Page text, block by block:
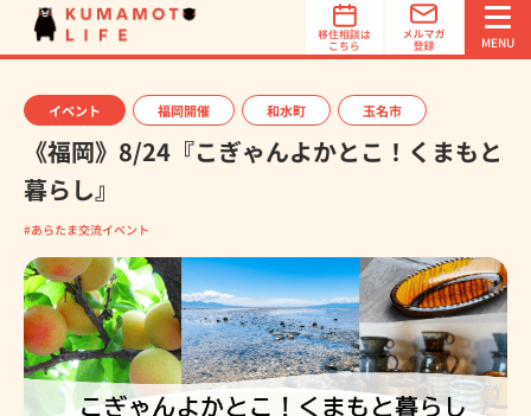
MENU
オススメ地域診断
簡単3ステップでオススメ地域を診断！
オススメ地域診断は、あなたの希望する「立地条件」「特
徴」「魅力」を選択するだけで、オススメの移住先を診断
イベント 福岡開催 和水町 玉名市
《福岡》8/24『こぎゃんよかとこ！くまもと
暮らし』
あらたま交流イベント